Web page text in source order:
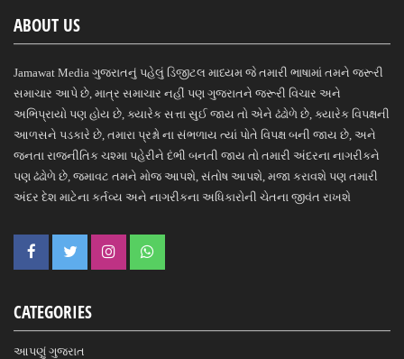
ABOUT US
Jamawat Media ગુજરાતનું પહેલું ડિજીટલ માધ્યમ જે તમારી ભાષામાં તમને જરૂરી
સમાચાર આપે છે, માત્ર સમાચાર નહીં પણ ગુજરાતને જરૂરી વિચાર અને
અભિપ્રાયો પણ હોય છે, ક્યારેક સત્તા સુઈ જાય તો એને ઢંઢોળે છે, ક્યારેક વિપક્ષની
આળસને પડકારે છે, તમારા પ્રશ્નો ના સંભળાય ત્યાં પોતે વિપક્ષ બની જાય છે, અને
જનતા રાજનીતિક ચશ્મા પહેરીને દંભી બનતી જાય તો તમારી અંદરના નાગરીકને
પણ ઢંઢોળે છે, જમાવટ તમને મોજ આપશે, સંતોષ આપશે, મજા કરાવશે પણ તમારી
અંદર દેશ માટેના કર્તવ્ય અને નાગરીકના અધિકારોની ચેતના જીવંત રાખશે
CATEGORIES
આપણું ગુજરાત